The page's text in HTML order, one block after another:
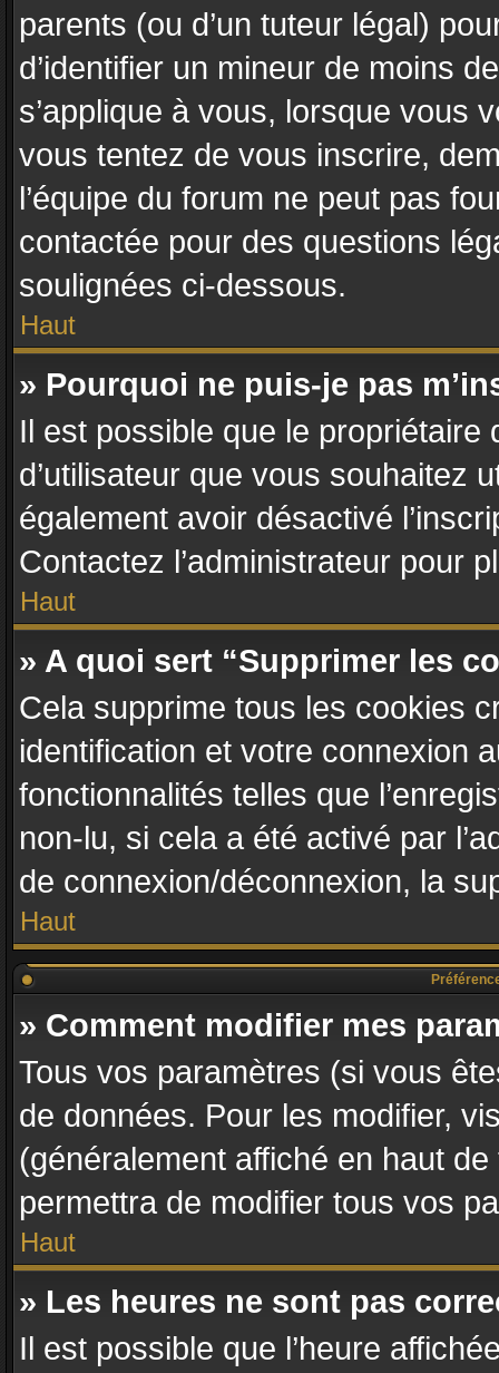
parents (ou d’un tuteur légal)
d’identifier un mineur de moins
s’applique à vous, lorsque vous
vous tentez de vous inscrire,
l’équipe du forum ne peut pas
contactée pour des questions
soulignées ci-dessous.
Haut
» Pourquoi ne puis-je pas
Il est possible que le
d’utilisateur que vous souhaitez
également avoir désactivé
Contactez l’administrateur pour
Haut
» A quoi sert “Supprimer les
Cela supprime tous les cookies
identification et votre connexion
fonctionnalités telles que
non-lu, si cela a été activé par
de connexion/déconnexion, la
Haut
» Comment modifier mes
Tous vos paramètres (si vous
de données. Pour les modifier,
(généralement affiché en haut
permettra de modifier tous vos
Haut
» Les heures ne sont pas
Il est possible que l’heure